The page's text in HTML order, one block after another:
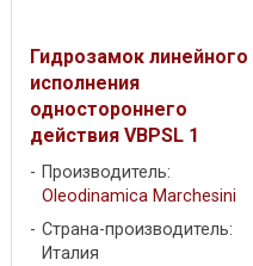
Гидрозамок линейного
исполнения
одностороннего
действия VBPSL 1
Производитель:
Oleodinamica Marchesini
Страна-производитель:
Италия